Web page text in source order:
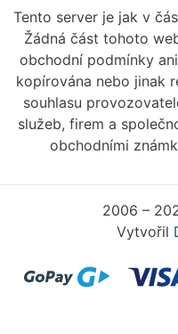
Tento server je jak v
Žádná část tohoto
obchodní podmínky
kopírována nebo jinak
souhlasu
služeb, firem a
obchodními
2006 –
Vytvořil